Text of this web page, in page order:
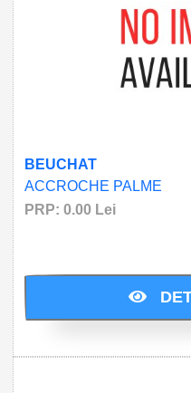
BEUCHAT
PRP: 0.00 Lei